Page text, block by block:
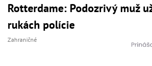
Rotterdame: Podozrivý muž
rukách polície
Zahraničné